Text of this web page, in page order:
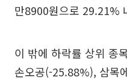
만8900원으로 29.21%
이 밖에 하락률 상위 종
손오공(-25.88%), 삼목